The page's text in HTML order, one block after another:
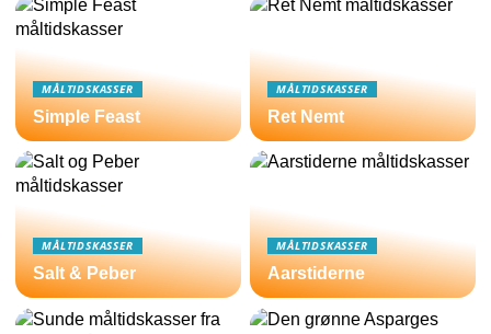
MÅLTIDSKASSER
Simple Feast
MÅLTIDSKASSER
Ret Nemt
MÅLTIDSKASSER
Salt & Peber
MÅLTIDSKASSER
Aarstiderne